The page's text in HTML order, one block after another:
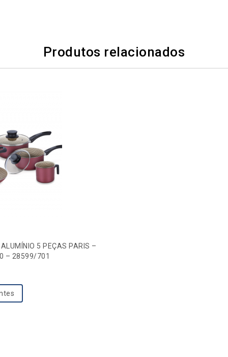
Produtos relacionados
5 PEÇAS PARIS –
– 28599/701